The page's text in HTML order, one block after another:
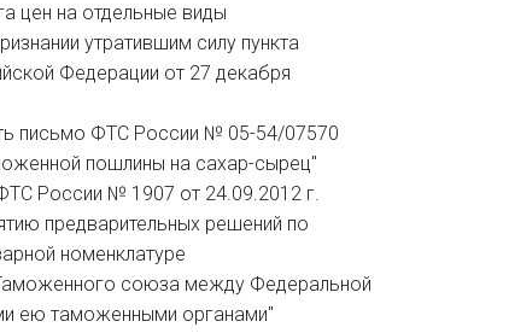
цен на отдельные виды
утратившим силу пункта
Федерации от 27 декабря
письмо ФТС России № 05-54/07570
пошлины на сахар-сырец"
России № 1907 от 24.09.2012 г.
предварительных решений по
номенклатуре
союза между Федеральной
ею таможенными органами"